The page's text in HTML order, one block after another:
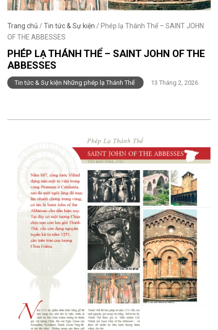
Trang chủ / Tin tức & Sự kiện / Phép lạ Thánh Thể – SAINT JOHN
OF THE ABBESSES
PHÉP LẠ THÁNH THỂ – SAINT JOHN OF THE
ABBESSES
Tin tức & Sự kiện Những phép lạ Thánh Thể 13 Tháng 2, 2026